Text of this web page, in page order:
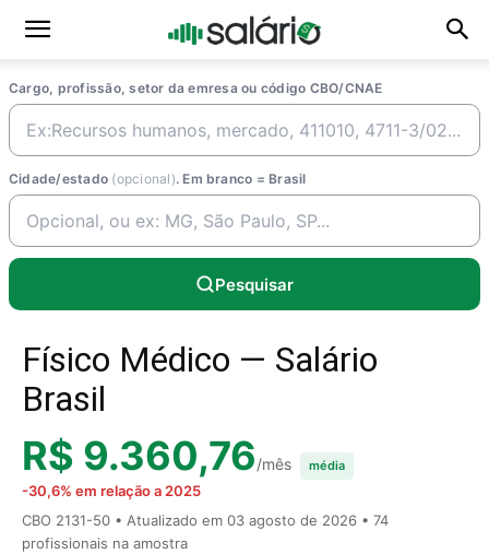
Cargo, profissão, setor da emresa ou código CBO/CNAE
Cidade/estado (opcional). Em branco = Brasil
Pesquisar
Físico Médico — Salário
Brasil
R$ 9.360,76/mês média
-30,6% em relação a 2025
CBO 2131-50 • Atualizado em 03 agosto de 2026 • 74
profissionais na amostra